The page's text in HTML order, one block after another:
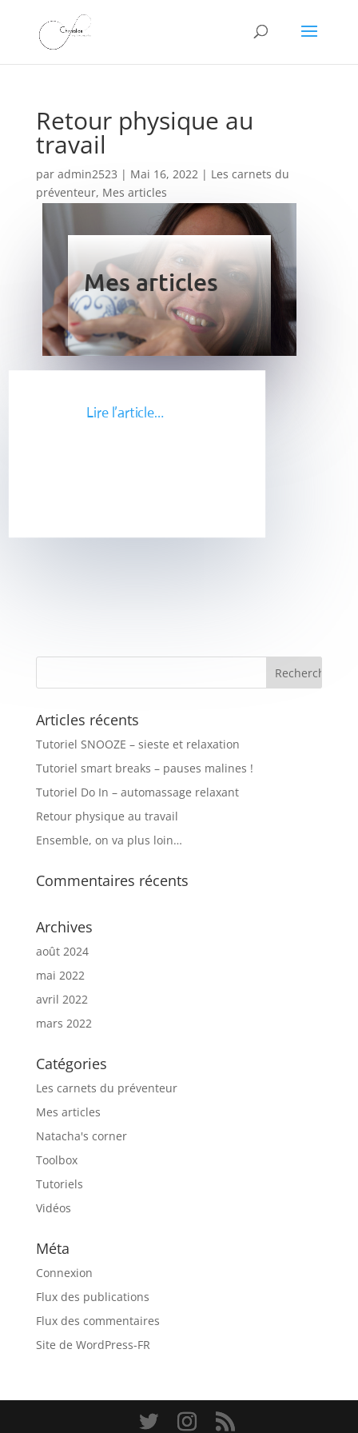
Retour physique au
travail
par admin2523 | Mai 16, 2022| Les carnets du
préventeur, Mes articles
Mes articles
Lire l’article…
Articles récents
Tutoriel SNOOZE – sieste et relaxation
Tutoriel smart breaks – pauses malines !
Tutoriel Do In – automassage relaxant
Retour physique au travail
Ensemble, on va plus loin…
Commentaires récents
Archives
août 2024
mai 2022
avril 2022
mars 2022
Catégories
Les carnets du préventeur
Mes articles
Natacha's corner
Toolbox
Tutoriels
Vidéos
Méta
Connexion
Flux des publications
Flux des commentaires
Site de WordPress-FR